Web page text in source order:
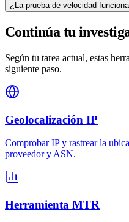
¿La prueba de velocidad
Continúa tu
Según tu tarea actual, estas
siguiente paso.
Geolocalización IP
Comprobar IP y rastrear la
proveedor y ASN.
Herramienta MTR